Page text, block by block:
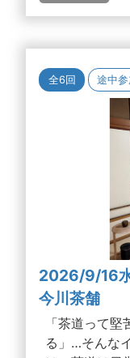
全6回 途中
2026/9/16
今川茶舗
「茶道って
る」…そんな